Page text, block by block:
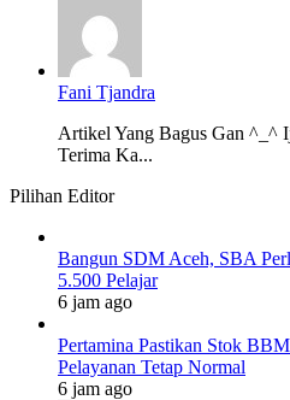
Fani Tjandra
Artikel Yang Bagus Gan ^_^
Terima Ka...
Pilihan Editor
Bangun SDM Aceh, SBA
5.500 Pelajar
6 jam ago
Pertamina Pastikan Stok
Pelayanan Tetap Normal
6 jam ago